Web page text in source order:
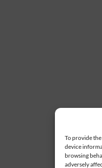
To provide
device
browsing
adversely